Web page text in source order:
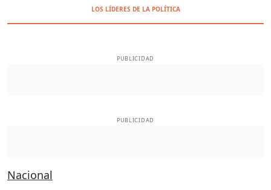
LOS LÍDERES DE LA POLÍTICA
PUBLICIDAD
PUBLICIDAD
Nacional